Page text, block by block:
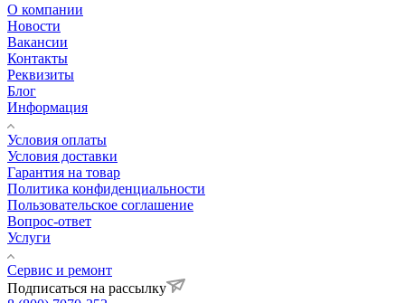
О компании
Новости
Вакансии
Контакты
Реквизиты
Блог
Информация
Условия оплаты
Условия доставки
Гарантия на товар
Политика конфиденциальности
Пользовательское соглашение
Вопрос-ответ
Услуги
Сервис и ремонт
Подписаться на рассылку